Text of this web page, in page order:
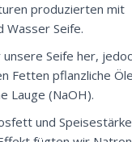
produzierten mit
Wasser Seife.
Seife her,
Fetten pflanzliche
Lauge (NaOH).
und